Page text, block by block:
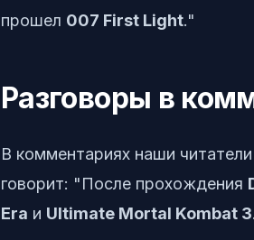
прошел 007 First Light."
Разговоры в
В комментариях наши
говорит: "После прохождения
Era и Ultimate Mortal Kombat 3